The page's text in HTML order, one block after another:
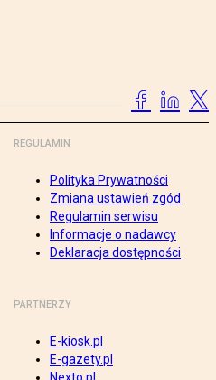
REGULAMIN
Polityka Prywatności
Zmiana ustawień zgód
Regulamin serwisu
Informacje o nadawcy
Deklaracja dostępności
PARTNERZY
E-kiosk.pl
E-gazety.pl